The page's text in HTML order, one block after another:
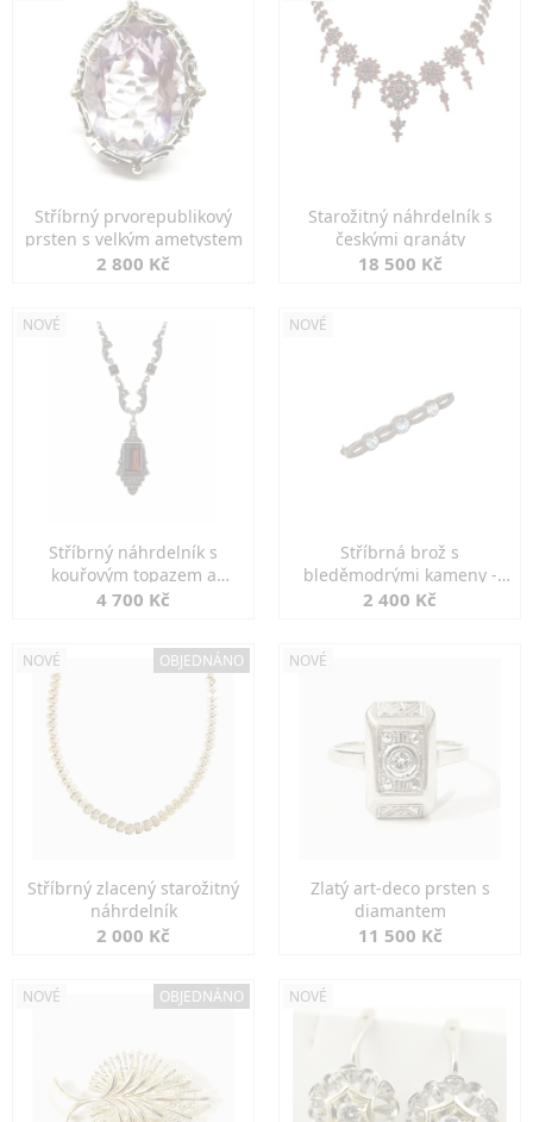
Stříbrný prvorepublikový
prsten s velkým ametystem
2 800 Kč
Starožitný náhrdelník s
českými granáty
18 500 Kč
NOVÉ
Stříbrný náhrdelník s
kouřovým topazem a
markazity
4 700 Kč
NOVÉ
Stříbrná brož s
bleděmodrými kameny -
jemná elegance
2 400 Kč
NOVÉ OBJEDNÁNO
Stříbrný zlacený starožitný
náhrdelník
2 000 Kč
NOVÉ
Zlatý art-deco prsten s
diamantem
11 500 Kč
NOVÉ OBJEDNÁNO NOVÉ